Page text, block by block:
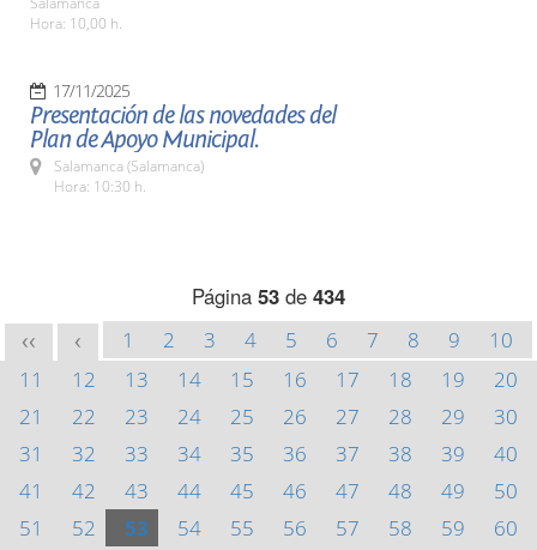
Hora: 10,00 h.
17/11/2025
Presentación de las novedades del
Plan de Apoyo Municipal.
Salamanca (Salamanca)
Hora: 10:30 h.
Página 53 de 434
<< < 1 2 3 4 5 6 7 8 9
10
11
12 13 14 15 16 17 18 19
20
21
22 23 24 25 26 27 28 29
30
31
32 33 34 35 36 37 38 39
40
41
42 43 44 45 46 47 48 49
50
51
52 53 54 55 56 57 58 59
60